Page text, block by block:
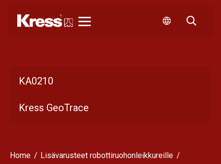
KA0210
Kress GeoTrace
Home
Lisävarusteet robottiruohonleikkureille